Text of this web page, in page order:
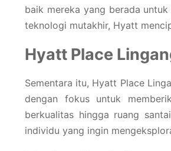
baik mereka yang berada
teknologi mutakhir, Hyatt
Hyatt Place
Sementara itu, Hyatt Place
dengan fokus untuk
berkualitas hingga ruang
individu yang ingin